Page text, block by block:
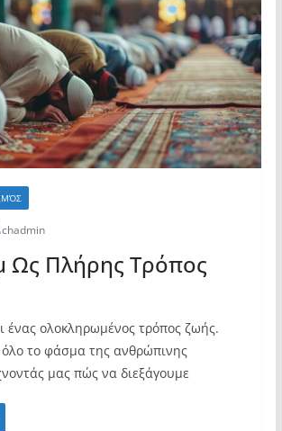
chadmin
Ως Πλήρης Τρόπος
ένας ολοκληρωμένος τρόπος ζωής.
όλο το φάσμα της ανθρώπινης
μας πώς να διεξάγουμε